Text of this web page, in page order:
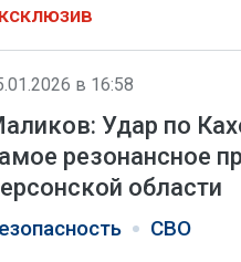
в 16:58
Удар по
резонансное
области
СВО